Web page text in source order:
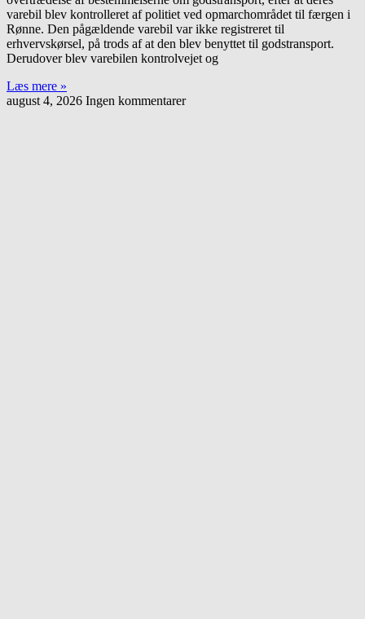
varebil blev kontrolleret af politiet ved opmarchområdet til færgen i
Rønne. Den pågældende varebil var ikke registreret til
erhvervskørsel, på trods af at den blev benyttet til godstransport.
Derudover blev varebilen kontrolvejet og
Læs mere »
august 4, 2026 Ingen kommentarer